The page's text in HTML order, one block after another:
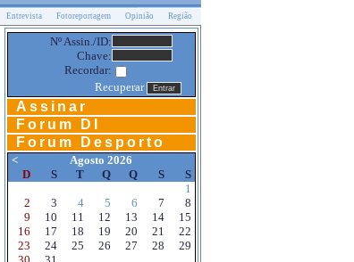
Entrevista Fotoreportagem Opinião Região
Nº Assin./ID:
Chave:
Recordar:
Recuperar
Assinar
Forum DI
Forum Desporto
<
Agosto 2026
D
S T Q Q S
S
1
2
3 4 5 6 7
8
9
10 11 12 13 14
15
16
17 18 19 20 21
22
23
24 25 26 27 28
29